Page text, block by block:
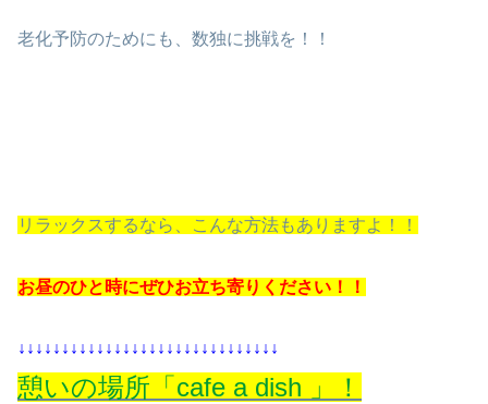
老化予防のためにも、数独に挑戦を！！
リラックスするなら、こんな方法もありますよ！！
お昼のひと時にぜひお立ち寄りください！！
↓↓↓↓↓↓↓↓↓↓↓↓↓↓↓↓↓↓↓↓↓↓↓↓↓↓↓↓↓↓
憩いの場所「cafe a dish 」！